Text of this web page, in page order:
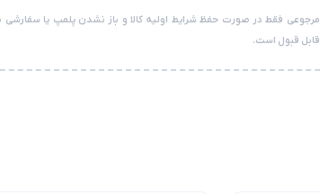
مرجوعی فقط در صورت حفظ شرایط اولیه کالا و باز نشدن پلمپ یا سفارشی
قابل قبول است.